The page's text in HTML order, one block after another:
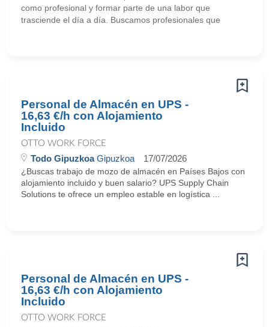
como profesional y formar parte de una labor que
trasciende el día a día. Buscamos profesionales que
Personal de Almacén en UPS -
16,63 €/h con Alojamiento
Incluido
OTTO WORK FORCE
Todo GipuzkoaGipuzkoa 17/07/2026
¿Buscas trabajo de mozo de almacén en Países Bajos con
alojamiento incluido y buen salario? UPS Supply Chain
Solutions te ofrece un empleo estable en logística ...
Personal de Almacén en UPS -
16,63 €/h con Alojamiento
Incluido
OTTO WORK FORCE